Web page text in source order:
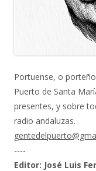
Portuense, o
Puerto de Santa
presentes, y sobre
radio andaluzas.
----
Editor: José Luis